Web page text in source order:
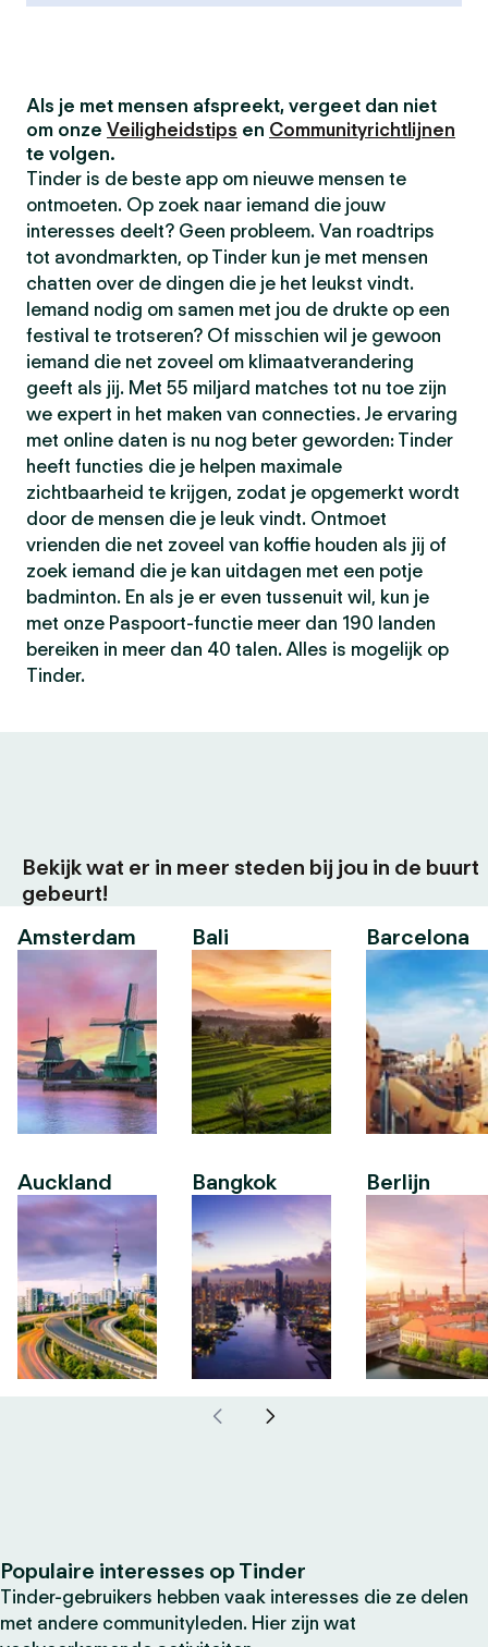
Als je met mensen afspreekt, vergeet dan niet
om onze Veiligheidstips en Communityrichtlijnen
te volgen.
Tinder is de beste app om nieuwe mensen te
ontmoeten. Op zoek naar iemand die jouw
interesses deelt? Geen probleem. Van roadtrips
tot avondmarkten, op Tinder kun je met mensen
chatten over de dingen die je het leukst vindt.
Iemand nodig om samen met jou de drukte op een
festival te trotseren? Of misschien wil je gewoon
iemand die net zoveel om klimaatverandering
geeft als jij. Met 55 miljard matches tot nu toe zijn
we expert in het maken van connecties. Je ervaring
met online daten is nu nog beter geworden: Tinder
heeft functies die je helpen maximale
zichtbaarheid te krijgen, zodat je opgemerkt wordt
door de mensen die je leuk vindt. Ontmoet
vrienden die net zoveel van koffie houden als jij of
zoek iemand die je kan uitdagen met een potje
badminton. En als je er even tussenuit wil, kun je
met onze Paspoort-functie meer dan 190 landen
bereiken in meer dan 40 talen. Alles is mogelijk op
Tinder.
Bekijk wat er in meer steden bij jou in de buurt
gebeurt!
Amsterdam
Auckland
Bali
Bangkok
Barcelona
Berlijn
Populaire interesses op Tinder
Tinder-gebruikers hebben vaak interesses die ze delen
met andere communityleden. Hier zijn wat